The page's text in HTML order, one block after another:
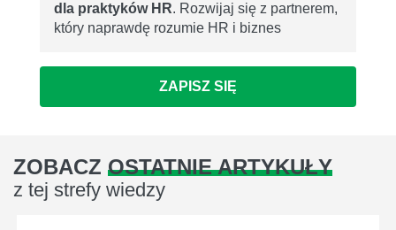
dla praktyków HR. Rozwijaj się z partnerem,
który naprawdę rozumie HR i biznes
ZAPISZ SIĘ
ZOBACZ OSTATNIE ARTYKUŁY
z tej strefy wiedzy